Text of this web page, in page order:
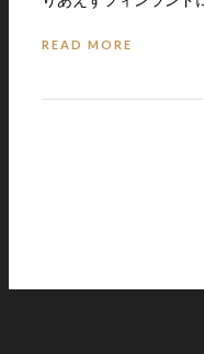
READ MORE